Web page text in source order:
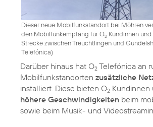
Dieser neue Mobilfunkstandort bei Möhren
den Mobilfunkempfang für O2 Kundinnen
Strecke zwischen Treuchtlingen und
Telefónica)
Darüber hinaus hat O2 Telefónica an
Mobilfunkstandorten zusätzliche
installiert. Diese bieten O2 Kundinnen
höhere Geschwindigkeiten beim
sowie beim Musik- und